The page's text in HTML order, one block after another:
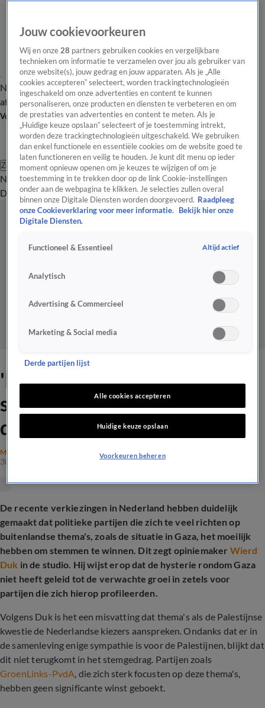
Nieuws van de DagOpinie van de Dag Onze categorieën Laatste
afleveringVideo's Nieuws van de Dag Podcast
Volg Nieuws van de Dag
Zoeken
Nieuws van de DagOpinie van de
Dag
Video'sUitzendingen PodcastPanelContact
'Partijen dachten met Gaza
stemmen te winnen, maar
dat is mislukt'
MAATSCHAPPIJ
30 okt 2025, 19:11
De recente verkiezingen in Nederland hebben duidelijk
gemaakt dat politieke partijen die zich te veel richten op
buitenlandse thema's, zoals de situatie in Gaza, het moeilijk
hebben om stemmen te winnen. Dit zegt opiniemaker Wierd
Duk in de studio. Hij wijst erop dat de hysterie rondom Gaza
niet heeft geleid tot de verwachte groei in zetels voor
partijen die zich hierop profileerden.
Volgens Duk is het een misvatting dat thema's als de Palestijnse
kwestie de Nederlandse kiezers aanspreken. Ondanks dat er in
de samenleving enige sympathie is voor de Palestijnen, blijkt dat
dit niet terugkomt in het stemgedrag. Partijen zoals
GroenLinks-PvdA, die zich sterk focusten op deze thema's,
hebben geen significante winst geboekt.
Jouw cookievoorkeuren
Wij en onze28 partners gebruiken cookies en vergelijkbare
technieken om informatie te verzamelen over jou als gebruiker van
onze website(s), jouw gedrag en jouw apparaten. Als je „Alle
cookies accepteren” selecteert, worden trackingtechnologieën
ingeschakeld om onze advertenties en content te kunnen
personaliseren, onze producten en diensten te verbeteren en om
de prestaties van advertenties en content te meten. Als je
„Huidige keuze opslaan” selecteert of je toestemming intrekt,
worden deze trackingtechnologieën uitgeschakeld. We gebruiken
dan enkel functionele en essentiële cookies om de website goed te
laten functioneren en veilig te houden. Je kunt dit menu op ieder
moment opnieuw openen om je keuzes te wijzigen of om je
toestemming in te trekken door op de link Cookie-instellingen
onder aan de webpagina te klikken. Je selecties zullen overal
binnen onze Digitale Diensten worden doorgevoerd. Raadpleeg
onze Cookieverklaring voor meer informatie.
Bekijk hier onze
Digitale Diensten.
Functioneel & Essentieel Altijd actief
Analytisch
Advertising & Commercieel
Marketing & Social media
Derde partijen lijst
Alle cookies accepteren
Huidige keuze opslaan
Voorkeuren beheren